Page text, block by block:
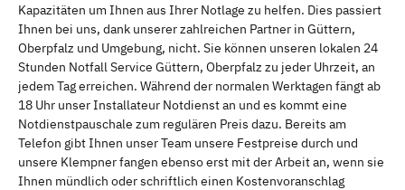
Kapazitäten um Ihnen aus Ihrer Notlage zu helfen. Dies passiert
Ihnen bei uns, dank unserer zahlreichen Partner in Güttern,
Oberpfalz und Umgebung, nicht. Sie können unseren lokalen 24
Stunden Notfall Service Güttern, Oberpfalz zu jeder Uhrzeit, an
jedem Tag erreichen. Während der normalen Werktagen fängt ab
18 Uhr unser Installateur Notdienst an und es kommt eine
Notdienstpauschale zum regulären Preis dazu. Bereits am
Telefon gibt Ihnen unser Team unsere Festpreise durch und
unsere Klempner fangen ebenso erst mit der Arbeit an, wenn sie
Ihnen mündlich oder schriftlich einen Kostenvoranschlag